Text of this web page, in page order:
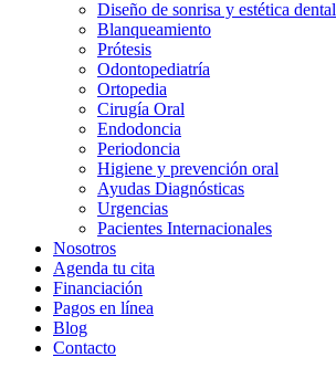
Diseño de sonrisa y estética dental
Blanqueamiento
Prótesis
Odontopediatría
Ortopedia
Cirugía Oral
Endodoncia
Periodoncia
Higiene y prevención oral
Ayudas Diagnósticas
Urgencias
Pacientes Internacionales
Nosotros
Agenda tu cita
Financiación
Pagos en línea
Blog
Contacto